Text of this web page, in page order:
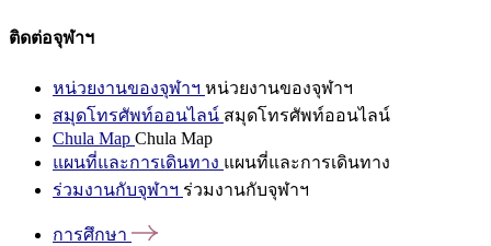
ติดต่อจุฬาฯ
หน่วยงานของจุฬาฯ หน่วยงานของจุฬาฯ
สมุดโทรศัพท์ออนไลน์ สมุดโทรศัพท์ออนไลน์
Chula Map Chula Map
แผนที่และการเดินทาง แผนที่และการเดินทาง
ร่วมงานกับจุฬาฯ ร่วมงานกับจุฬาฯ
การศึกษา